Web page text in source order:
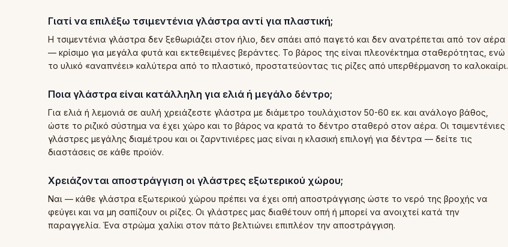
Γιατί να επιλέξω τσιμεντένια γλάστρα αντί για πλαστική;
Η τσιμεντένια γλάστρα δεν ξεθωριάζει στον ήλιο, δεν σπάει από παγετό και δεν ανατρέπεται από τον αέρα
— κρίσιμο για μεγάλα φυτά και εκτεθειμένες βεράντες. Το βάρος της είναι πλεονέκτημα σταθερότητας, ενώ
το υλικό «αναπνέει» καλύτερα από το πλαστικό, προστατεύοντας τις ρίζες από υπερθέρμανση το καλοκαίρι.
Ποια γλάστρα είναι κατάλληλη για ελιά ή μεγάλο δέντρο;
Για ελιά ή λεμονιά σε αυλή χρειάζεστε γλάστρα με διάμετρο τουλάχιστον 50-60 εκ. και ανάλογο βάθος,
ώστε το ριζικό σύστημα να έχει χώρο και το βάρος να κρατά το δέντρο σταθερό στον αέρα. Οι τσιμεντένιες
γλάστρες μεγάλης διαμέτρου και οι ζαρντινιέρες μας είναι η κλασική επιλογή για δέντρα — δείτε τις
διαστάσεις σε κάθε προϊόν.
Χρειάζονται αποστράγγιση οι γλάστρες εξωτερικού χώρου;
Ναι — κάθε γλάστρα εξωτερικού χώρου πρέπει να έχει οπή αποστράγγισης ώστε το νερό της βροχής να
φεύγει και να μη σαπίζουν οι ρίζες. Οι γλάστρες μας διαθέτουν οπή ή μπορεί να ανοιχτεί κατά την
παραγγελία. Ένα στρώμα χαλίκι στον πάτο βελτιώνει επιπλέον την αποστράγγιση.